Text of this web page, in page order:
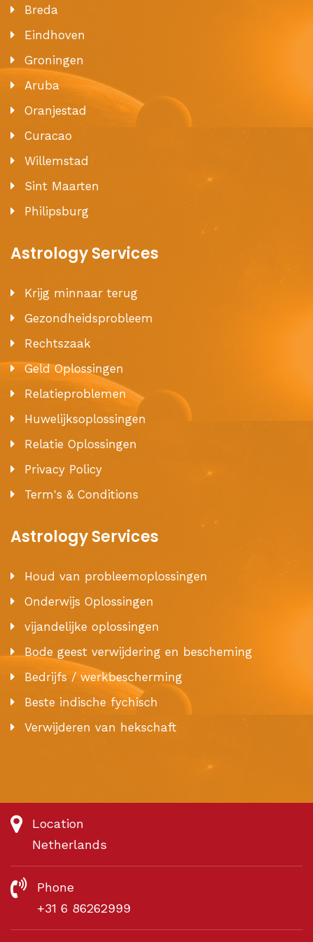
Breda
Eindhoven
Groningen
Aruba
Oranjestad
Curacao
Willemstad
Sint Maarten
Philipsburg
Astrology Services
Krijg minnaar terug
Gezondheidsprobleem
Rechtszaak
Geld Oplossingen
Relatieproblemen
Huwelijksoplossingen
Relatie Oplossingen
Privacy Policy
Term's & Conditions
Astrology Services
Houd van probleemoplossingen
Onderwijs Oplossingen
vijandelijke oplossingen
Bode geest verwijdering en bescheming
Bedrijfs / werkbescherming
Beste indische fychisch
Verwijderen van hekschaft
Location
Netherlands
Phone
+31 6 86262999